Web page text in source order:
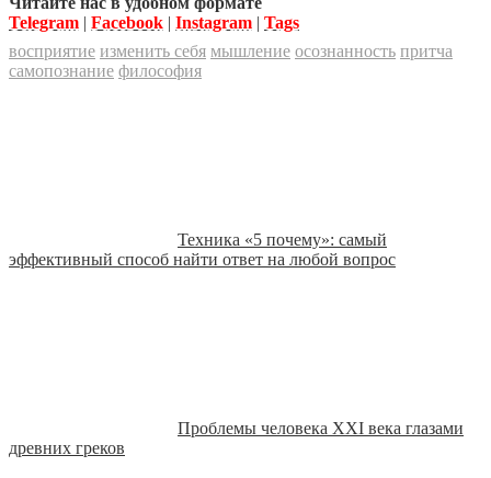
Telegram | Facebook | Instagram | Tags
восприятие изменить себя мышление осознанность притча
самопознание философия
Техника «5 почему»: самый
эффективный способ найти ответ на любой вопрос
Проблемы человека XXI века глазами
древних греков